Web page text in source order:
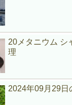
20メタニウム シ
理
2024年09月29日